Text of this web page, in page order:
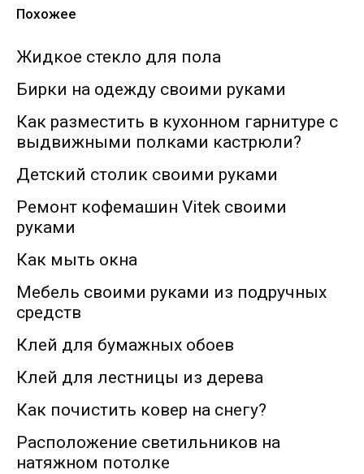
Похожее
Жидкое стекло для пола
Бирки на одежду своими руками
Как разместить в кухонном гарнитуре с
выдвижными полками кастрюли?
Детский столик своими руками
Ремонт кофемашин Vitek своими
руками
Как мыть окна
Мебель своими руками из подручных
средств
Клей для бумажных обоев
Клей для лестницы из дерева
Как почистить ковер на снегу?
Расположение светильников на
натяжном потолке